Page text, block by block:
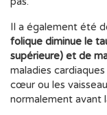
Il a également été
folique diminue le
supérieure) et de
maladies
cœur ou les
normalement